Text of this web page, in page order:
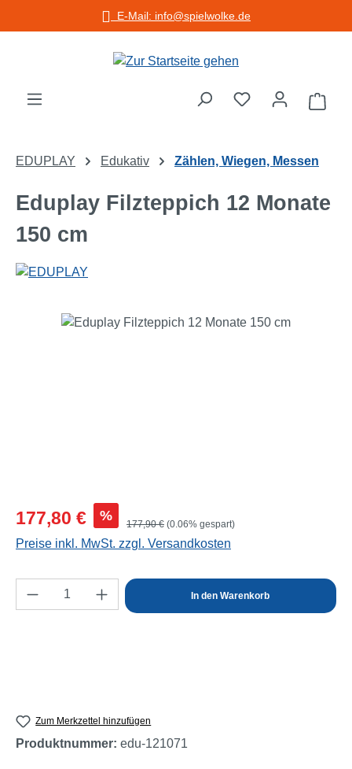
Zum Hauptinhalt springenE-Mail: info@spielwolke.de
EDUPLAY Edukativ Zählen, Wiegen, Messen
Eduplay Filzteppich 12 Monate
150 cm
Bildergalerie überspringen
Verkaufspreis:
177,80 € % Regulärer Preis:
177,90 € (0.06% gespart)
Preise inkl. MwSt. zzgl. Versandkosten
Produkt Anzahl: Gib den gewünschten
In den Warenkorb
Zum Merkzettel hinzufügen
Produktnummer: edu-121071